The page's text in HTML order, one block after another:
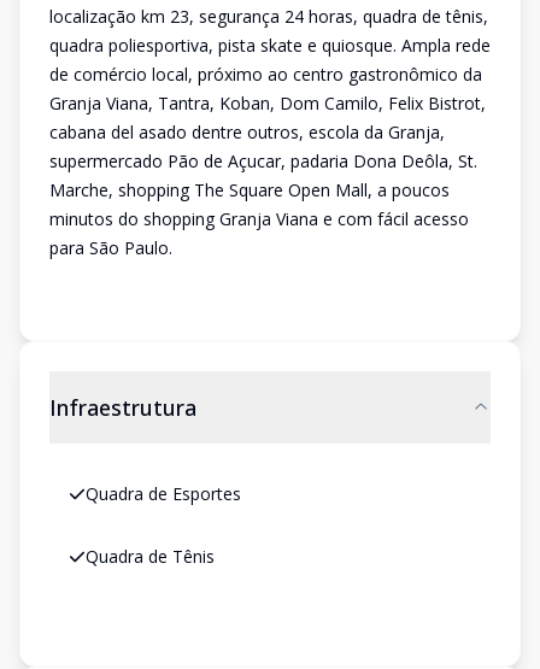
localização km 23, segurança 24 horas, quadra de tênis,
quadra poliesportiva, pista skate e quiosque. Ampla rede
de comércio local, próximo ao centro gastronômico da
Granja Viana, Tantra, Koban, Dom Camilo, Felix Bistrot,
cabana del asado dentre outros, escola da Granja,
supermercado Pão de Açucar, padaria Dona Deôla, St.
Marche, shopping The Square Open Mall, a poucos
minutos do shopping Granja Viana e com fácil acesso
para São Paulo.
Infraestrutura
Quadra de Esportes
Quadra de Tênis